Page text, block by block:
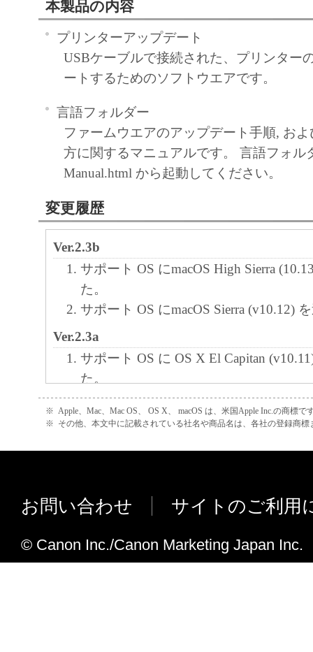
本製品の内容
プリンターアップデート
USBケーブルで接続された、プリンター
ートするためのソフトウエアです。
言語フォルダー
ファームウエアのアップデート手順, お
方に関するマニュアルです。 言語フォル
Manual.html から起動してください。
変更履歴
Ver.2.3b
サポート OS にmacOS High Sierra
た。
サポート OS にmacOS Sierra (v10.12)
Ver.2.3a
サポート OS に OS X El Capitan
た。
サポート OS に OS X Yosemite
た。
サポート OS に OS X Mountain Lion
※ Apple、Mac、Mac OS、 OS X、 macOS は、米国Apple Inc.の商標で
※ その他、本文中に記載されている社名や商品名は、各社の登録商標
お問い合わせ サイトのご利用
© Canon Inc./Canon Marketing Japan Inc.